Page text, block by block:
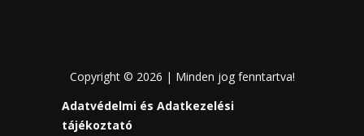
Copyright © 2026 | Minden jog fenntartva!
Adatvédelmi és Adatkezelési
tájékoztató